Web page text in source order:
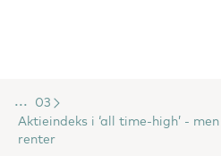
...
03
Aktieindeks i ‘all time-high’ -
renter